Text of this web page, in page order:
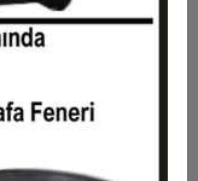
892,50 TL
915,00 TL
930,00 TL